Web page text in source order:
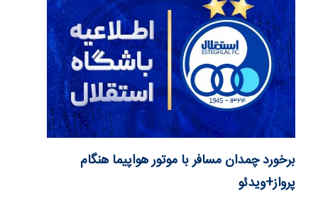
برخورد چمدان مسافر با موتور هواپیما هنگام
پرواز+ویدئو